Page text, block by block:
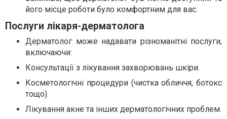
його місце роботи було комфортним для вас.
Послуги лікаря-дерматолога
Дерматолог може надавати різноманітні послуги,
включаючи:
Консультації з лікування захворювань шкіри.
Косметологічні процедури (чистка обличчя, ботокс
тощо).
Лікування акне та інших дерматологічних проблем.